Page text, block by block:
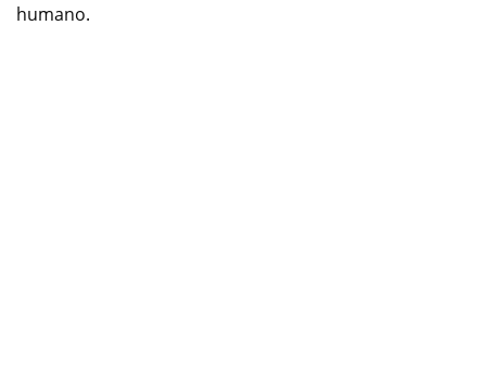
humano.